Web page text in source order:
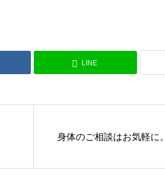
LINE
身体のご相談はお気軽に。